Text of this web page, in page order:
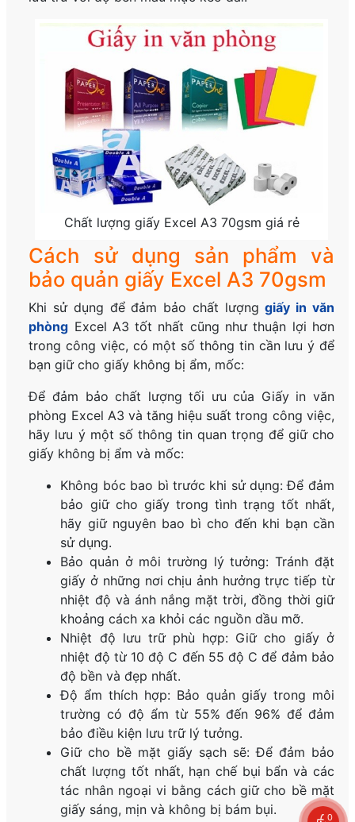
Chất lượng giấy Excel A3 70gsm giá rẻ
Cách sử dụng sản phẩm và
bảo quản giấy Excel A3 70gsm
Khi sử dụng để đảm bảo chất lượnggiấy in văn
phòng Excel A3 tốt nhất cũng như thuận lợi hơn
trong công việc, có một số thông tin cần lưu ý để
bạn giữ cho giấy không bị ẩm, mốc:
Để đảm bảo chất lượng tối ưu của Giấy in văn
phòng Excel A3 và tăng hiệu suất trong công việc,
hãy lưu ý một số thông tin quan trọng để giữ cho
giấy không bị ẩm và mốc:
Không bóc bao bì trước khi sử dụng: Để đảm
bảo giữ cho giấy trong tình trạng tốt nhất,
hãy giữ nguyên bao bì cho đến khi bạn cần
sử dụng.
Bảo quản ở môi trường lý tưởng: Tránh đặt
giấy ở những nơi chịu ảnh hưởng trực tiếp từ
nhiệt độ và ánh nắng mặt trời, đồng thời giữ
khoảng cách xa khỏi các nguồn dầu mỡ.
Nhiệt độ lưu trữ phù hợp: Giữ cho giấy ở
nhiệt độ từ 10 độ C đến 55 độ C để đảm bảo
độ bền và đẹp nhất.
Độ ẩm thích hợp: Bảo quản giấy trong môi
trường có độ ẩm từ 55% đến 96% để đảm
bảo điều kiện lưu trữ lý tưởng.
Giữ cho bề mặt giấy sạch sẽ: Để đảm bảo
chất lượng tốt nhất, hạn chế bụi bẩn và các
tác nhân ngoại vi bằng cách giữ cho bề mặt
giấy sáng, mịn và không bị bám bụi.
0